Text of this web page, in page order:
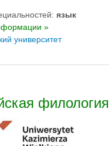
язык
»
университет
филология